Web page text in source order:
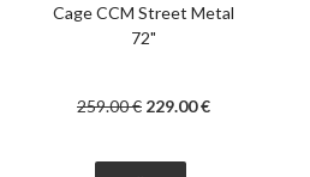
Cage CCM Street Metal
72"
259.00€ 229.00€